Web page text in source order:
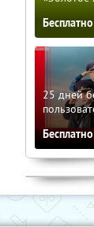
Бесплатно
25 дней
Бесплатно